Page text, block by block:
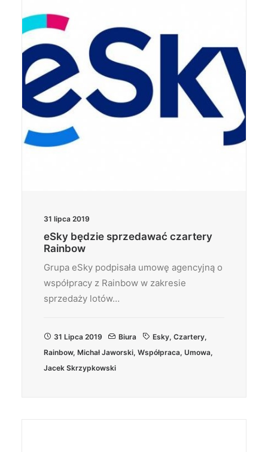
Wyszukiwanie
31 lipca 2019
eSky będzie sprzedawać czartery
Rainbow
Grupa eSky podpisała umowę agencyjną o
współpracy z Rainbow w zakresie
sprzedaży lotów…
31 Lipca 2019 Biura Esky, Czartery,
Rainbow, Michał Jaworski, Współpraca, Umowa,
Jacek Skrzypkowski